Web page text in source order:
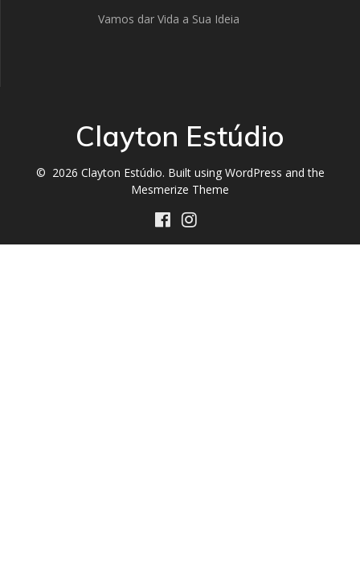
Vamos dar Vida a Sua Ideia
Clayton Estúdio
© 2026 Clayton Estúdio. Built using WordPress and the
Mesmerize Theme